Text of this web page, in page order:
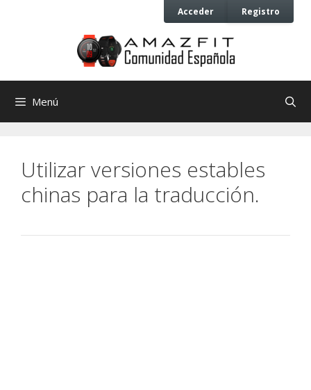
Acceder Registro
Menú
Utilizar versiones estables
chinas para la traducción.